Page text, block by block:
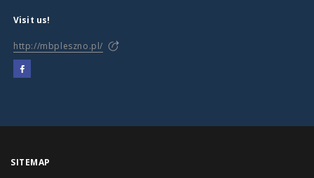
Visit us!
http://mbpleszno.pl/
SITEMAP